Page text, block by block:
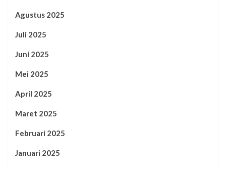
Agustus 2025
Juli 2025
Juni 2025
Mei 2025
April 2025
Maret 2025
Februari 2025
Januari 2025